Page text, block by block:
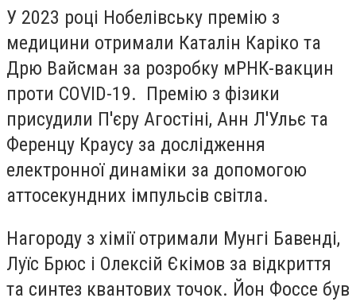
У 2023 році Нобелівську премію з
медицини отримали Каталін Каріко та
Дрю Вайсман за розробку мРНК-вакцин
проти COVID-19. Премію з фізики
присудили П'єру Агостіні, Анн Л'Ульє та
Ференцу Краусу за дослідження
електронної динаміки за допомогою
аттосекундних імпульсів світла.
Нагороду з хімії отримали Мунгі Бавенді,
Луїс Брюс і Олексій Єкімов за відкриття
та синтез квантових точок. Йон Фоссе був